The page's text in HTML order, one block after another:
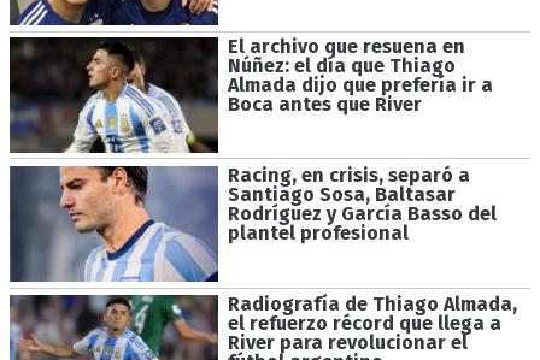
El archivo que resuena en
Núñez: el día que Thiago
Almada dijo que prefería ir a
Boca antes que River
Racing, en crisis, separó a
Santiago Sosa, Baltasar
Rodríguez y García Basso del
plantel profesional
Radiografía de Thiago Almada,
el refuerzo récord que llega a
River para revolucionar el